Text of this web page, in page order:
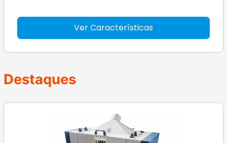
Ver Características
Destaques